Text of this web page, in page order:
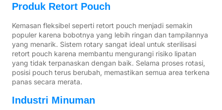
Produk Retort Pouch
Kemasan fleksibel seperti retort pouch menjadi semakin
populer karena bobotnya yang lebih ringan dan tampilannya
yang menarik. Sistem rotary sangat ideal untuk sterilisasi
retort pouch karena membantu mengurangi risiko lipatan
yang tidak terpanaskan dengan baik. Selama proses rotasi,
posisi pouch terus berubah, memastikan semua area terkena
panas secara merata.
Industri Minuman